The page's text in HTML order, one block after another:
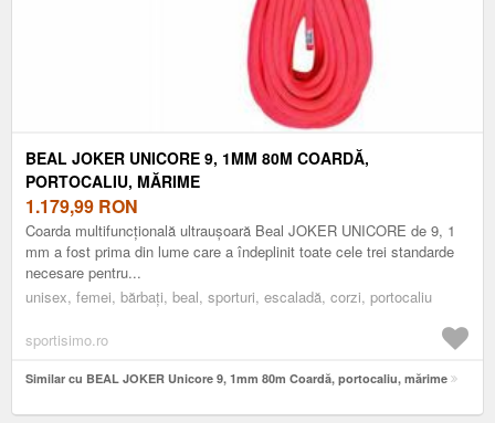
BEAL JOKER UNICORE 9, 1MM 80M COARDĂ,
PORTOCALIU, MĂRIME
1.179,99 RON
Coarda multifuncțională ultraușoară Beal JOKER UNICORE de 9, 1
mm a fost prima din lume care a îndeplinit toate cele trei standarde
necesare pentru...
unisex, femei, bărbați, beal, sporturi, escaladă, corzi, portocaliu
sportisimo.ro
Similar cu BEAL JOKER Unicore 9, 1mm 80m Coardă, portocaliu, mărime